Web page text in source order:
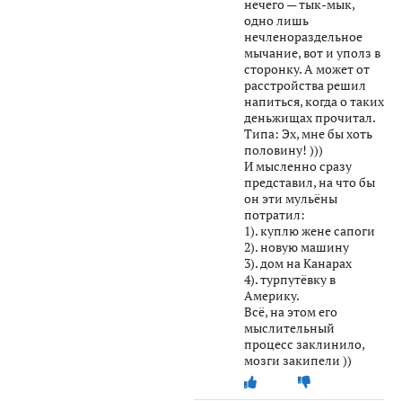
нечего — тык-мык,
одно лишь
нечленораздельное
мычание, вот и уполз в
сторонку. А может от
расстройства решил
напиться, когда о таких
деньжищах прочитал.
Типа: Эх, мне бы хоть
половину! )))
И мысленно сразу
представил, на что бы
он эти мульёны
потратил:
1). куплю жене сапоги
2). новую машину
3). дом на Канарах
4). турпутёвку в
Америку.
Всё, на этом его
мыслительный
процесс заклинило,
мозги закипели ))